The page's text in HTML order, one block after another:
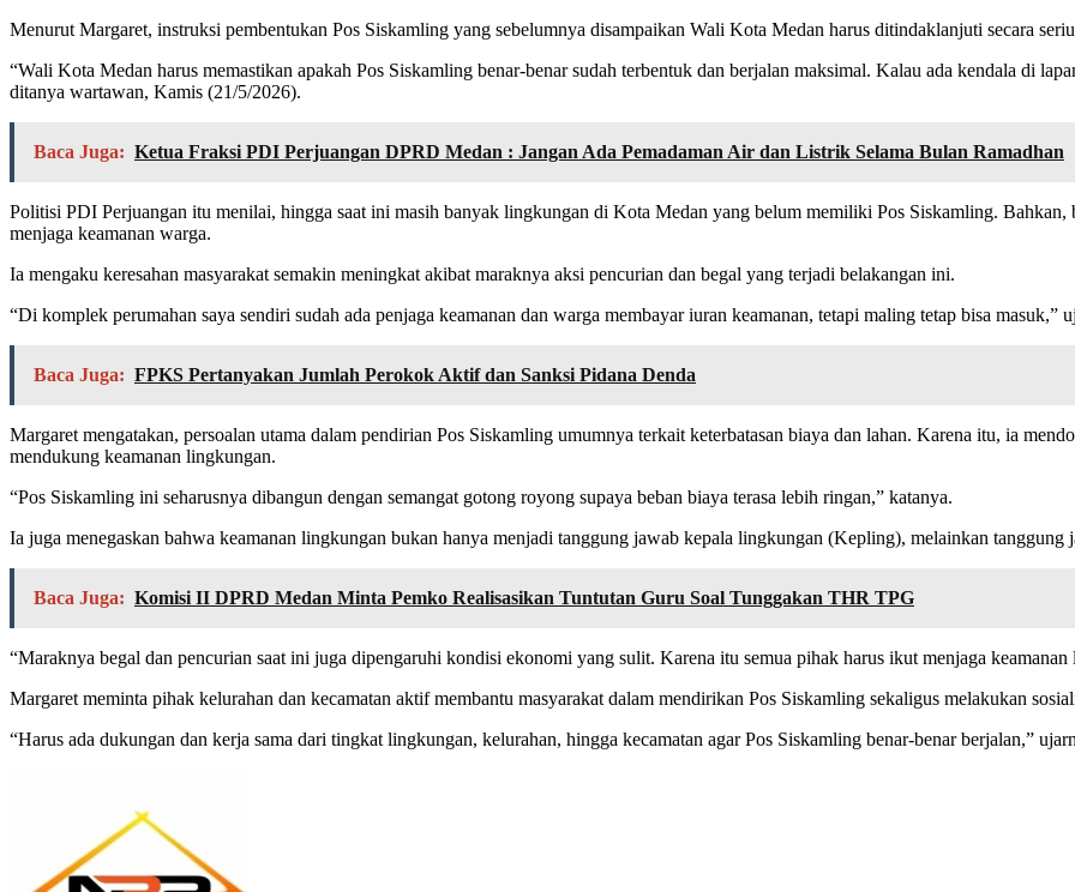
Menurut Margaret, instruksi pembentukan Pos Siskamling yang sebelumnya disampaikan Wali Kota Medan harus ditindaklanjuti secara
“Wali Kota Medan harus memastikan apakah Pos Siskamling benar-benar sudah terbentuk dan berjalan maksimal. Kalau ada kendala di
ditanya wartawan, Kamis (21/5/2026).
Baca Juga: Ketua Fraksi PDI Perjuangan DPRD Medan : Jangan Ada Pemadaman Air dan Listrik Selama Bulan Ramadhan
Politisi PDI Perjuangan itu menilai, hingga saat ini masih banyak lingkungan di Kota Medan yang belum memiliki Pos Siskamling.
menjaga keamanan warga.
Ia mengaku keresahan masyarakat semakin meningkat akibat maraknya aksi pencurian dan begal yang terjadi belakangan ini.
“Di komplek perumahan saya sendiri sudah ada penjaga keamanan dan warga membayar iuran keamanan, tetapi maling tetap bisa masuk,”
Baca Juga: FPKS Pertanyakan Jumlah Perokok Aktif dan Sanksi Pidana Denda
Margaret mengatakan, persoalan utama dalam pendirian Pos Siskamling umumnya terkait keterbatasan biaya dan lahan. Karena itu, ia
mendukung keamanan lingkungan.
“Pos Siskamling ini seharusnya dibangun dengan semangat gotong royong supaya beban biaya terasa lebih ringan,” katanya.
Ia juga menegaskan bahwa keamanan lingkungan bukan hanya menjadi tanggung jawab kepala lingkungan (Kepling), melainkan tanggung
Baca Juga: Komisi II DPRD Medan Minta Pemko Realisasikan Tuntutan Guru Soal Tunggakan THR TPG
“Maraknya begal dan pencurian saat ini juga dipengaruhi kondisi ekonomi yang sulit. Karena itu semua pihak harus ikut menjaga
Margaret meminta pihak kelurahan dan kecamatan aktif membantu masyarakat dalam mendirikan Pos Siskamling sekaligus melakukan
“Harus ada dukungan dan kerja sama dari tingkat lingkungan, kelurahan, hingga kecamatan agar Pos Siskamling benar-benar berjalan,”